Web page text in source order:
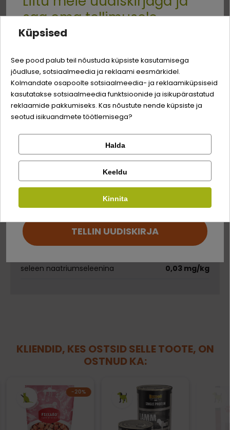
Kirjuta arvustus
toorvalk
toorrasv
toortuhk
niiskus
75%
Söödalisandid
tauriin
1500 mg/kg
tsink tsinksulfaatmonohüdraadina
15 mg/kg
mangaan mangaansulfaadina
3 mg/kg
jood kaltsiumjodiidina, veevaba
0,75 mg/kg
seleen naatriumseleenina
0,03 mg/kg
KLIENDID, KES OSTSID SELLE TOOTE, ON
OSTNUD KA:
−20%
Quality:
Kirjuta arvustus
Kontrolli tellimust
Logi sisse
Registreeru
Facebook
Google
saa oma tellimusele
-3% soodustust
Sina ja su perekonna parim sõber väärite veel
odavamat hinda!
Lemmikloom
Kauplus
TELLIN UUDISKIRJA
Küpsised
See pood palub teil nõustuda küpsiste kasutamisega
jõudluse, sotsiaalmeedia ja reklaami eesmärkidel.
Kolmandate osapoolte sotsiaalmeedia- ja reklaamiküpsiseid
kasutatakse sotsiaalmeedia funktsioonide ja isikupärastatud
reklaamide pakkumiseks. Kas nõustute nende küpsiste ja
seotud isikuandmete töötlemisega?
Halda
Keeldu
Kinnita